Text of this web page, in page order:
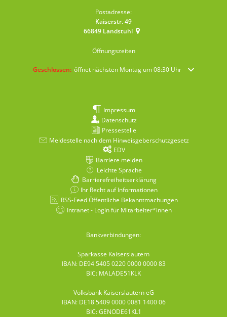
Postadresse:
Kaiserstr. 49
66849 Landstuhl
Öffnungszeiten
Klicken, um weitere Öffnungs- oder Schließzeiten auszublenden
Geschlossen: öffnet nächsten Montag um 08:30 Uhr
Impressum
Datenschutz
Pressestelle
Meldestelle nach dem Hinweisgeberschutzgesetz
EDV
Barriere melden
Leichte Sprache
Barrierefreiheitserklärung
Ihr Recht auf Informationen
RSS-Feed Öffentliche Bekanntmachungen
Intranet - Login für Mitarbeiter*innen
Bankverbindungen:
Sparkasse Kaiserslautern
IBAN: DE94 5405 0220 0000 0000 83
BIC: MALADE51KLK
Volksbank Kaiserslautern eG
IBAN: DE18 5409 0000 0081 1400 06
BIC: GENODE61KL1